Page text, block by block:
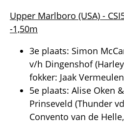
Upper Marlboro (USA) -
-1,50m
3e plaats: Simon
v/h Dingenshof
fokker: Jaak
5e plaats: Alise Oken
Prinseveld (Thunder
Convento van de